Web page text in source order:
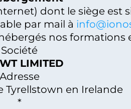
dont le siège est
par mail à
nos formations
Société
LIMITED
Adresse
Tyrellstown en Irelande
*